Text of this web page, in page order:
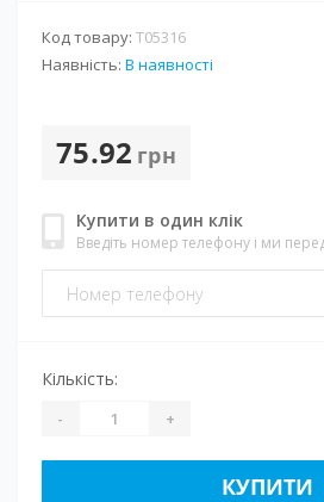
Код товару: T05316
Наявність: В наявності
75.92 грн
Купити в один клік
Введіть номер телефону і ми
Кількість:
- +
КУПИТИ